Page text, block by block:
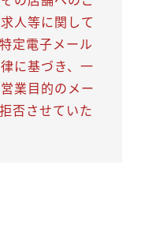
人等に関して
定電子メール
に基づき、一
業目的のメー
否させていた